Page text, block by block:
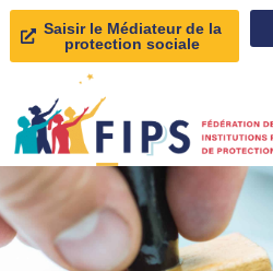
Saisir le Médiateur de la
protection sociale